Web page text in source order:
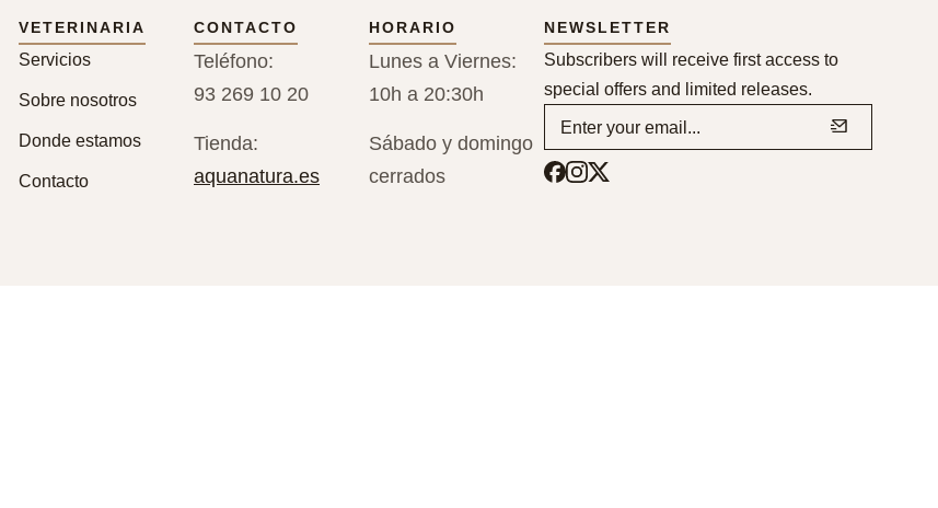
VETERINARIA
Servicios
Sobre nosotros
Donde estamos
Contacto
CONTACTO
Teléfono:
93 269 10 20
Tienda:
aquanatura.es
HORARIO
Lunes a Viernes:
10h a 20:30h
Sábado y domingo
cerrados
NEWSLETTER
Subscribers will receive first access to
special offers and limited releases.